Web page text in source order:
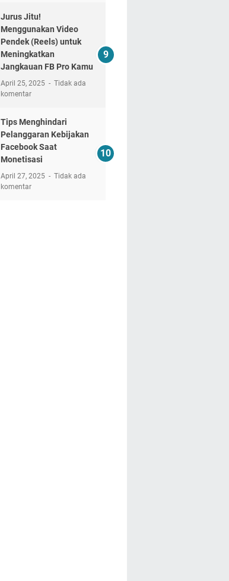
Jurus Jitu!
Menggunakan Video
Pendek (Reels) untuk
Meningkatkan
Jangkauan FB Pro Kamu
April 25, 2025
Tidak ada
komentar
Tips Menghindari
Pelanggaran Kebijakan
Facebook Saat
Monetisasi
April 27, 2025
Tidak ada
komentar